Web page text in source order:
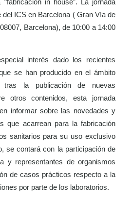
in house”. La jornada
del ICS en Barcelona ( Gran Vía de
Barcelona), de 10:00 a 14:00
interés dado los recientes
se han producido en el ámbito
tras la publicación de nuevas
otros contenidos, esta jornada
informar sobre las novedades y
que acarrean para la fabricación
sanitarios para su uso exclusivo
se contará con la participación de
y representantes de organismos
de casos prácticos respecto a la
por parte de los laboratorios.